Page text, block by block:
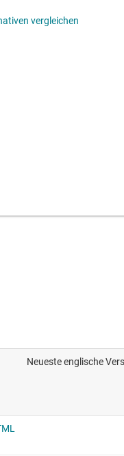
vergleichen